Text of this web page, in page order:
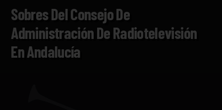
Sobres Del Consejo De
Administración De Radiotelevisión
En Andalucía